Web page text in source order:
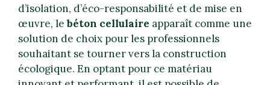
d’isolation, d’éco-responsabilité et de mise en
œuvre, lebéton cellulaire apparaît comme une
solution de choix pour les professionnels
souhaitant se tourner vers la construction
écologique. En optant pour ce matériau